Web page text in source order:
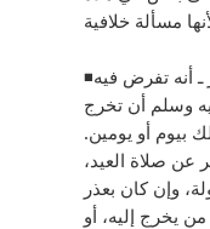
◾️ثامناً: من أحكام يوم العيد ـ عيد الفطر ـ أنه تفرض فيه
وسلم أن تخرج
بيوم أو يومين.
عن صلاة العيد،
وإن كان بعذر
يخرج إليه، أو